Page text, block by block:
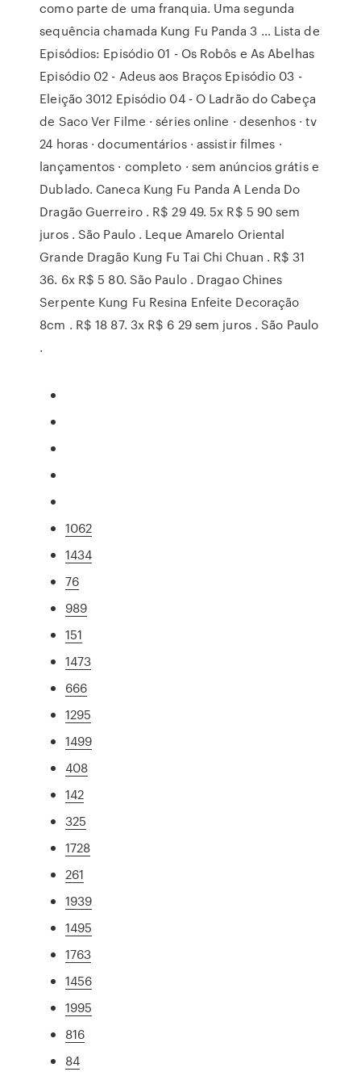
como parte de uma franquia. Uma segunda
sequência chamada Kung Fu Panda 3 … Lista de
Episódios: Episódio 01 - Os Robôs e As Abelhas
Episódio 02 - Adeus aos Braços Episódio 03 -
Eleição 3012 Episódio 04 - O Ladrão do Cabeça
de Saco Ver Filme · séries online · desenhos · tv
24 horas · documentários · assistir filmes ·
lançamentos · completo · sem anúncios grátis e
Dublado. Caneca Kung Fu Panda A Lenda Do
Dragão Guerreiro . R$ 29 49. 5x R$ 5 90 sem
juros . São Paulo . Leque Amarelo Oriental
Grande Dragão Kung Fu Tai Chi Chuan . R$ 31
36. 6x R$ 5 80. São Paulo . Dragao Chines
Serpente Kung Fu Resina Enfeite Decoração
8cm . R$ 18 87. 3x R$ 6 29 sem juros . São Paulo
.
1062
1434
76
989
151
1473
666
1295
1499
408
142
325
1728
261
1939
1495
1763
1456
1995
816
84